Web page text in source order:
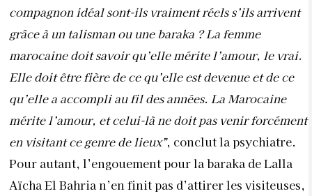
compagnon idéal sont-ils vraiment réels s’ils arrivent
grâce à un talisman ou une baraka ? La femme
marocaine doit savoir qu’elle mérite l’amour, le vrai.
Elle doit être fière de ce qu’elle est devenue et de ce
qu’elle a accompli au fil des années. La Marocaine
mérite l’amour, et celui-là ne doit pas venir forcément
en visitant ce genre de lieux”, conclut la psychiatre.
Pour autant, l’engouement pour la baraka de Lalla
Aïcha El Bahria n’en finit pas d’attirer les visiteuses,